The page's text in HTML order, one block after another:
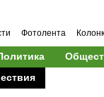
Фотолента